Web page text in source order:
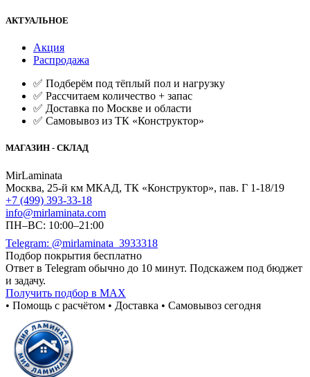
АКТУАЛЬНОЕ
Акция
Распродажа
✅ Подберём под тёплый пол и нагрузку
✅ Рассчитаем количество + запас
✅ Доставка по Москве и области
✅ Самовывоз из ТК «Конструктор»
МАГАЗИН - СКЛАД
MirLaminata
Москва, 25-й км МКАД, ТК «Конструктор», пав. Г 1-18/19
+7 (499) 393-33-18
info@mirlaminata.com
ПН–ВС: 10:00–21:00
Telegram: @mirlaminata_3933318
Подбор покрытия бесплатно
Ответ в Telegram обычно до 10 минут. Подскажем под бюджет
и задачу.
Получить подбор в MAX
• Помощь с расчётом • Доставка • Самовывоз сегодня